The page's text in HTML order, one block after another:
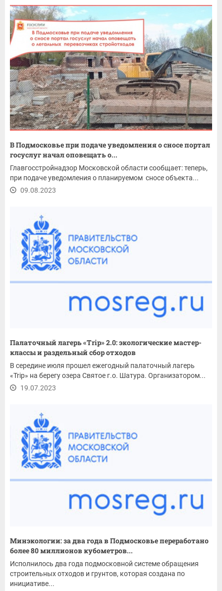
В Подмосковье при подаче уведомления о сносе портал
госуслуг начал оповещать о...
Главгосстройнадзор Московской области сообщает: теперь,
при подаче уведомления о планируемом сносе объекта...
09.08.2023
Палаточный лагерь «Trip» 2.0: экологические мастер-
классы и раздельный сбор отходов
В середине июля прошел ежегодный палаточный лагерь
«Trip» на берегу озера Святое г.о. Шатура. Организатором...
19.07.2023
Минэкологии: за два года в Подмосковье переработано
более 80 миллионов кубометров...
Исполнилось два года подмосковной системе обращения
строительных отходов и грунтов, которая создана по
инициативе...